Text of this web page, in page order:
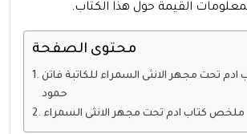
القيمة حول هذا الكتاب.
محتوى الصفحة
ادم تحت مجهر الانثى السمراء للكاتبة فاتن